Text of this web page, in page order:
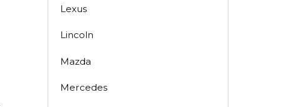
Lexus
Lincoln
Mazda
Mercedes